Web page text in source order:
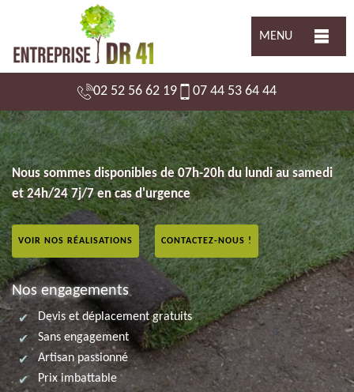
MENU
02 52 56 62 19 07 44 53 64 44
Nous sommes disponibles de 07h-20h du lundi au samedi
et 24h/24 7j/7 en cas d'urgence
VOIR NOS RÉALISATIONS CONTACTEZ-NOUS !
Nos engagements
Devis et déplacement gratuits
Sans engagement
Artisan passionné
Prix imbattable